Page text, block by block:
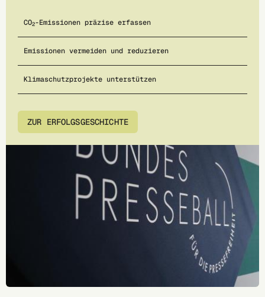
CO2-Emissionen präzise erfassen
Emissionen vermeiden und reduzieren
Klimaschutzprojekte unterstützen
ZUR ERFOLGSGESCHICHTE